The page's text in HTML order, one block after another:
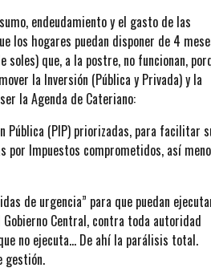
endeudamiento y el gasto de las
los hogares puedan disponer de 4
soles) que, a la postre, no funcionan,
la Inversión (Pública y Privada) y la
la Agenda de Cateriano:
(PIP) priorizadas, para facilitar
por Impuestos comprometidos, así
de urgencia” para que puedan
Gobierno Central, contra toda autoridad
no ejecuta… De ahí la parálisis total.
gestión.